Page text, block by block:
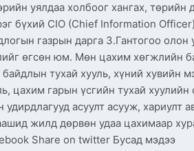
уялдаа холбоог хангах,
бүхий CIO (Chief Information
газрын дарга З.Гантогоо
өгсөн юм. Мөн цахим хөгжлийн
тухай хууль, хүний хувийн
цахим гарын үсгийн тухай
асуулт асууж,
жилд дөрвөн удаа цахимаар
Share on twitter Бусад мэдээ